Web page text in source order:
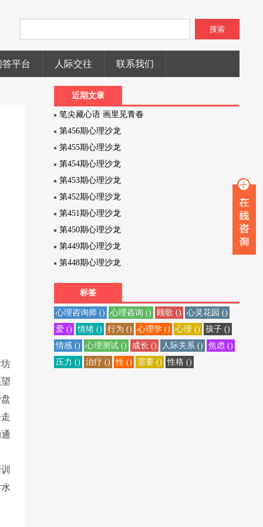
搜索
答平台 人际交往 联系我们
近期文章
笔尖藏心语 画里见青春
第456期心理沙龙
第455期心理沙龙
第454期心理沙龙
第453期心理沙龙
第452期心理沙龙
第451期心理沙龙
第450期心理沙龙
第449期心理沙龙
第448期心理沙龙
标签
心理咨询师 () 心理咨询 () 顾歌 ()
心灵花园 ()
爱 ()
情绪 () 行为 () 心理学 () 心理 ()
孩子 ()
情感 ()
心理测试 () 成长 () 人际关系 ()
焦虑 ()
压力 ()
治疗 () 性 () 需要 () 性格 ()